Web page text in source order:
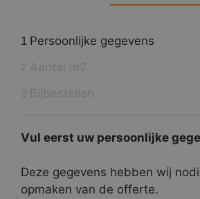
1 Persoonlijke gegevens
Vul eerst uw persoonlijke
Deze gegevens hebben wij
opmaken van de offerte.